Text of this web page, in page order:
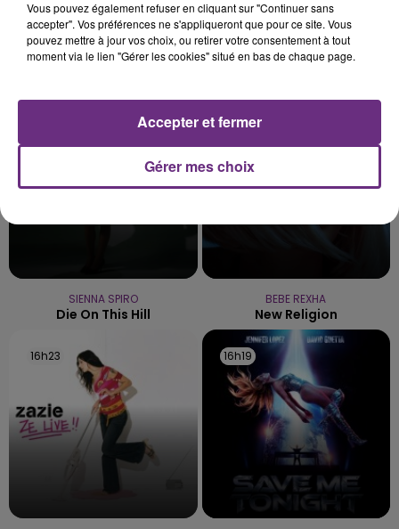
Un feu de remorque s'est déclaré ce mercredi en
fin de matinée sur l'A34.
TITRES DIFFUSÉS
SIENNA SPIRO
Die On This Hill
16h27
16h27
BEBE REXHA
New Religion
16h23
16h23 16h19
16h19
Vous pouvez également refuser en cliquant sur "Continuer sans
accepter". Vos préférences ne s'appliqueront que pour ce site. Vous
pouvez mettre à jour vos choix, ou retirer votre consentement à tout
moment via le lien "Gérer les cookies" situé en bas de chaque page.
Gérer mes choix
Accepter et fermer